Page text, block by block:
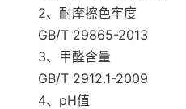
2、耐摩擦色牢度
GB/T 29865-2013
3、甲醛含量
GB/T 2912.1-2009
4、pH值